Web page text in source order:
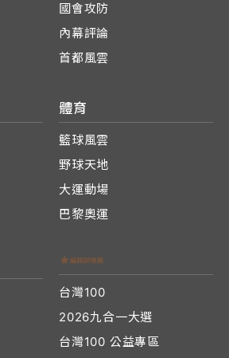
國會攻防
內幕評論
首都風雲
體育
籃球風雲
野球天地
大運動場
巴黎奧運
台灣100
2026九合一大選
台灣100 公益專區